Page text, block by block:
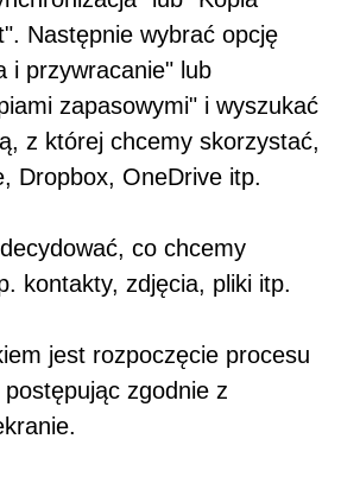
Następnie wybrać opcję
i przywracanie" lub
zapasowymi" i wyszukać
z której chcemy skorzystać,
Dropbox, OneDrive itp.
co chcemy
kontakty, zdjęcia, pliki itp.
jest rozpoczęcie procesu
zgodnie z